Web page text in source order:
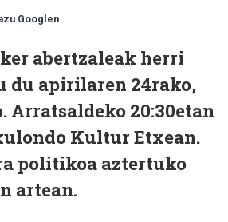
Googlen
abertzaleak herri
du apirilaren 24rako,
Arratsaldeko 20:30etan
Kultur Etxean.
politikoa aztertuko
artean.